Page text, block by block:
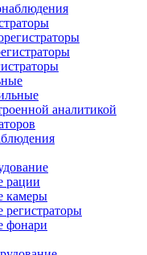
аналитикой
рации
камеры
фонари